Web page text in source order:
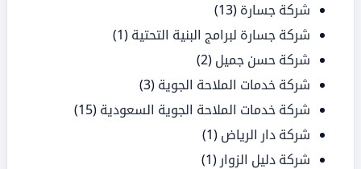
شركة جسارة (13)
شركة جسارة لبرامج البنية التحتية (1)
شركة حسن جميل (2)
شركة خدمات الملاحة الجوية (3)
شركة خدمات الملاحة الجوية السعودية (15)
شركة دار الرياض (1)
شركة دليل الزوار (1)